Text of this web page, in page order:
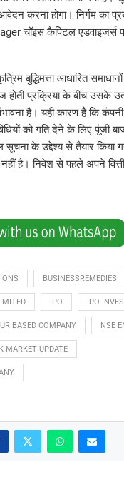
करना होगा। निर्गम का
चॉइस कैपिटल एडवाइजर्स
बुद्धिमत्ता आधारित
होती प्रक्रिया के बीच उसके
है। यही कारण है कि
को गति देने के लिए पूंजी
के उद्देश्य से तैयार किया
है। निवेश से पहले अपने
BUSINESSREMEDIES
IPO IPO
BASED COMPANY NSE
MARKET UPDATE